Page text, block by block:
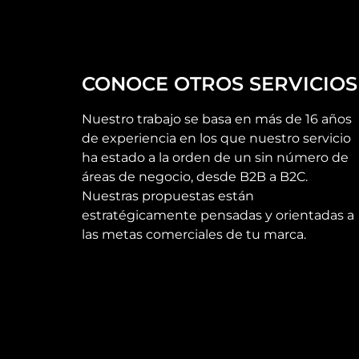
CONOCE OTROS SERVICIOS
Nuestro trabajo se basa en más de 16 años
de experiencia en los que nuestro servicio
ha estado a la orden de un sin número de
áreas de negocio, desde B2B a B2C.
Nuestras propuestas están
estratégicamente pensadas y orientadas a
las metas comerciales de tu marca.